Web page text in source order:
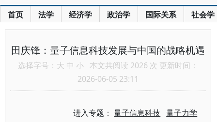
首页 法学 经济学 政治学 国际关系 社会学
田庆锋：量子信息科技发展与中国的战略机遇
选择字号： 大 中 小 本文共阅读 2026 次 更新时间：
2026-06-05 23:11
进入专题：量子信息科技 量子力学